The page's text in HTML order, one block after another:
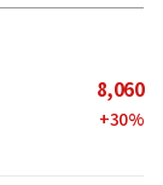
8,060
+30%